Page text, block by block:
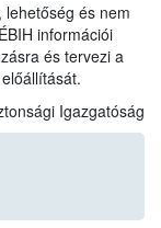
és nem
információi
és tervezi a
Igazgatóság